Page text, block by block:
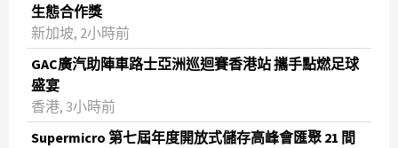
生態合作獎
新加坡, 2小時前
GAC廣汽助陣車路士亞洲巡迴賽香港站 攜手點燃足球
盛宴
香港, 3小時前
Supermicro 第七屆年度開放式儲存高峰會匯聚 21 間